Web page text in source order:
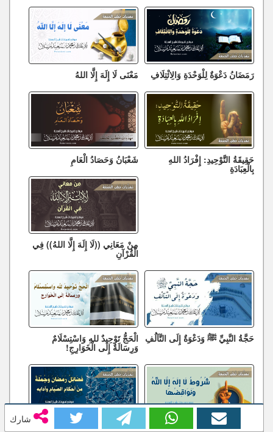
شارك
رَمَضَانُ دَعْوَةٌ لِلْوَحْدَةِ وَالِائْتِلَافِ مَعْنَى لَا إِلَهَ إِلَّا اللهُ
حَقِيقَةُ التَّوْحِيدِ: إِفْرَادُ اللهِ
بِالْعِبَادَةِ
شَعْبَانُ وَحَصَادُ الْعَامِ
مِنْ مَعَانِي ((لَا إِلَهَ إِلَّا اللهُ)) فِي
الْقُرْآنِ
حَجَّةُ النَّبِيِّ ﷺ وَدَعْوَةٌ إِلَى التَّآلُفِ الْحَجُّ تَوْحِيدٌ للهِ وَاسْتِسْلَامٌ
وَرِسَالَةٌ إِلَى الْخَوَارِجِ!